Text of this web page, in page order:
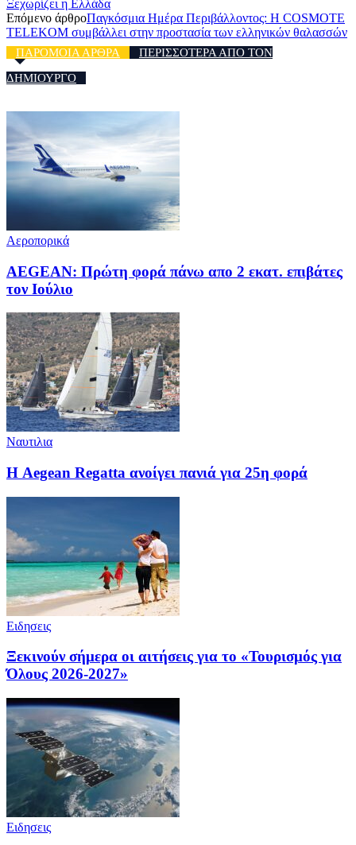
Ξεχωρίζει η Ελλάδα
Επόμενο άρθροΠαγκόσμια Ημέρα Περιβάλλοντος: H COSMOTE
TELEKOM συμβάλλει στην προστασία των ελληνικών θαλασσών
ΠΑΡΟΜΟΙΑ ΑΡΘΡΑ
ΠΕΡΙΣΣΟΤΕΡΑ ΑΠΟ ΤΟΝ
ΔΗΜΙΟΥΡΓΟ
Αεροπορικά
AEGEAN: Πρώτη φορά πάνω απο 2 εκατ. επιβάτες
τον Ιούλιο
Ναυτιλια
Η Aegean Regatta ανοίγει πανιά για 25η φορά
Ειδησεις
Ξεκινούν σήμερα οι αιτήσεις για το «Τουρισμός για
Όλους 2026-2027»
Ειδησεις